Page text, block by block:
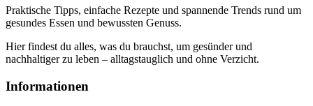
Praktische Tipps, einfache Rezepte und spannende Trends rund um
gesundes Essen und bewussten Genuss.
Hier findest du alles, was du brauchst, um gesünder und
nachhaltiger zu leben – alltagstauglich und ohne Verzicht.
Informationen